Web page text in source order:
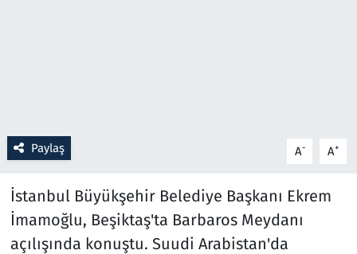
Paylaş A- A+
İstanbul Büyükşehir Belediye Başkanı Ekrem
İmamoğlu, Beşiktaş'ta Barbaros Meydanı
açılışında konuştu. Suudi Arabistan'da